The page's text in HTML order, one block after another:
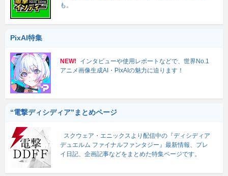
も。
PixAI特集
NEW!
インタビューや使用レポートなどで、世界No.1
アニメ画像生成AI・PixAIの魅力に迫ります！
“電撃ディシディア”まとめページ
スクウェア・エニックスより配信中の『ディシディア
デュエルム ファイナルファンタジー』最新情報、プレ
イ日記、企画記事などをまとめた特集ページです。